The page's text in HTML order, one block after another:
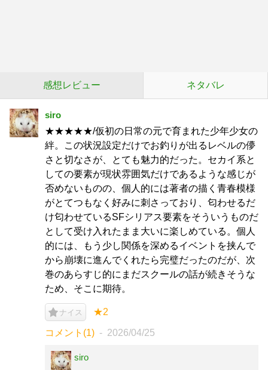
感想レビュー ネタバレ
siro
★★★★★/仮初の日常の元で育まれた少年少女の
絆。この状況設定だけでお釣りが出るレベルの儚
さと切なさが、とても魅力的だった。セカイ系と
しての要素が現状雰囲気だけであるような感じが
否めないものの、個人的には著者の描く青春模様
がとてつもなく好みに刺さっており、匂わせるだ
け匂わせているSFシリアス要素をそういうものだ
として受け入れたまま大いに楽しめている。個人
的には、もう少し関係を深めるイベントを挟んで
から崩壊に進んでくれたら完璧だったのだが、次
巻のあらすじ的にまだスクールの話が続きそうな
ため、そこに期待。
ナイス ★2
コメント(1) 2026/04/25
siro